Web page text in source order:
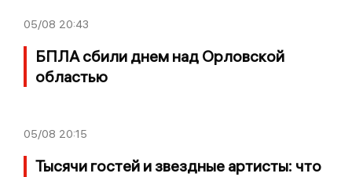
05/08 20:43
БПЛА сбили днем над Орловской
областью
05/08 20:15
Тысячи гостей и звездные артисты: что